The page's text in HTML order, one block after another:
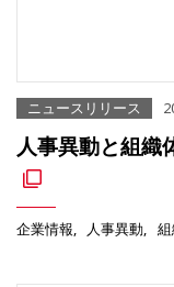
ニュースリリース
人事異動と組織
企業情報 人事異動